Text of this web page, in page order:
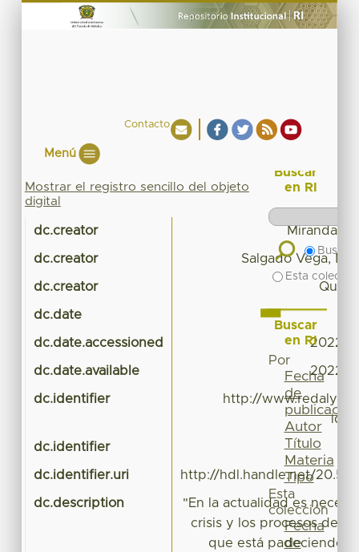
Contacto
Menú
Mostrar el registro sencillo del objeto
digital
dc.creator Miranda
dc.creator Salgado Vega,
dc.creator
dc.date
dc.date.accessioned 2022-
dc.date.available 2022-
dc.identifier
http://
dc.identifier
dc.identifier.uri http://hdl.handle.net/
dc.description
"En la actualidad es
crisis y los procesos de
que está padeciendo
Buscar
en RI
Buscar
Esta
Buscar
en RI
Por
Fecha
de
publicación
Autor
Título
Materia
Tipo
Esta
colección
Fecha
de